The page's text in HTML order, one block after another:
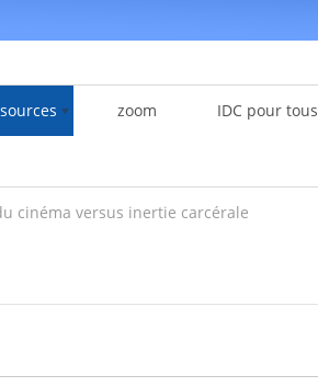
zoom IDC pour tous
cinéma versus inertie carcérale